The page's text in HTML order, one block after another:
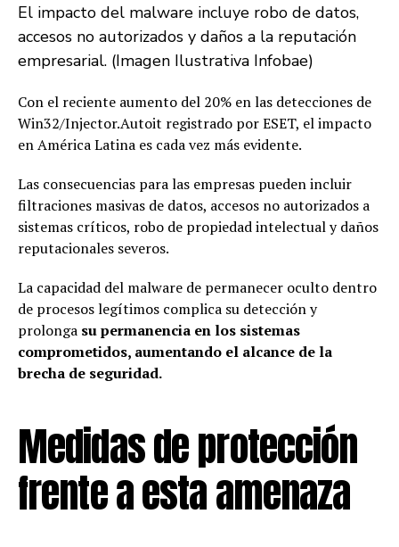
El impacto del malware incluye robo de datos,
accesos no autorizados y daños a la reputación
empresarial. (Imagen Ilustrativa Infobae)
Con el reciente aumento del 20% en las detecciones de
Win32/Injector.Autoit registrado por ESET, el impacto
en América Latina es cada vez más evidente.
Las consecuencias para las empresas pueden incluir
filtraciones masivas de datos, accesos no autorizados a
sistemas críticos, robo de propiedad intelectual y daños
reputacionales severos.
La capacidad del malware de permanecer oculto dentro
de procesos legítimos complica su detección y
prolonga su permanencia en los sistemas
comprometidos, aumentando el alcance de la
brecha de seguridad.
Medidas de protección
frente a esta amenaza